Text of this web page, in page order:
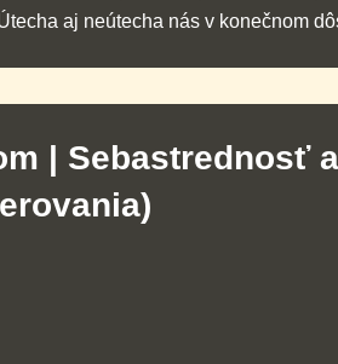
aj neútecha nás v konečnom
| Sebastrednosť